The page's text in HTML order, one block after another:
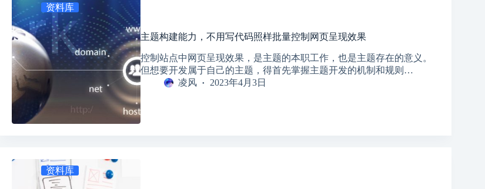
您的个人资料将用于在您体验本网站的整个过程中为您提供支持、管理对您帐户的访问，以及用于在我们的
注册
用户名或邮箱地址
获取新密码
资料库
主题构建能力，不用写代码照样批量控制网页呈现效果
控制站点中网页呈现效果，是主题的本职工作，也是主题存在的意义。
但想要开发属于自己的主题，得首先掌握主题开发的机制和规则…
凌风
2023年4月3日
资料库